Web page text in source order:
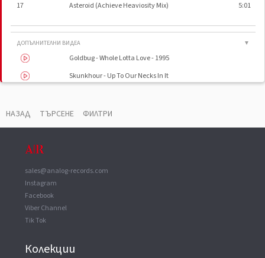
17
Asteroid (Achieve Heaviosity Mix) 5:01
ДОПЪЛНИТЕЛНИ ВИДЕА ▼
Goldbug - Whole Lotta Love - 1995
Skunkhour - Up To Our Necks In It
ВАУЧЕР
Phonographic Copyright (p)
Acid Jazz
Manufactured By
НАЗАД ТЪРСЕНЕ ФИЛТРИ
sales@analog-records.com
Instagram
Facebook
Viber Channel
Tik Tok
Колекции